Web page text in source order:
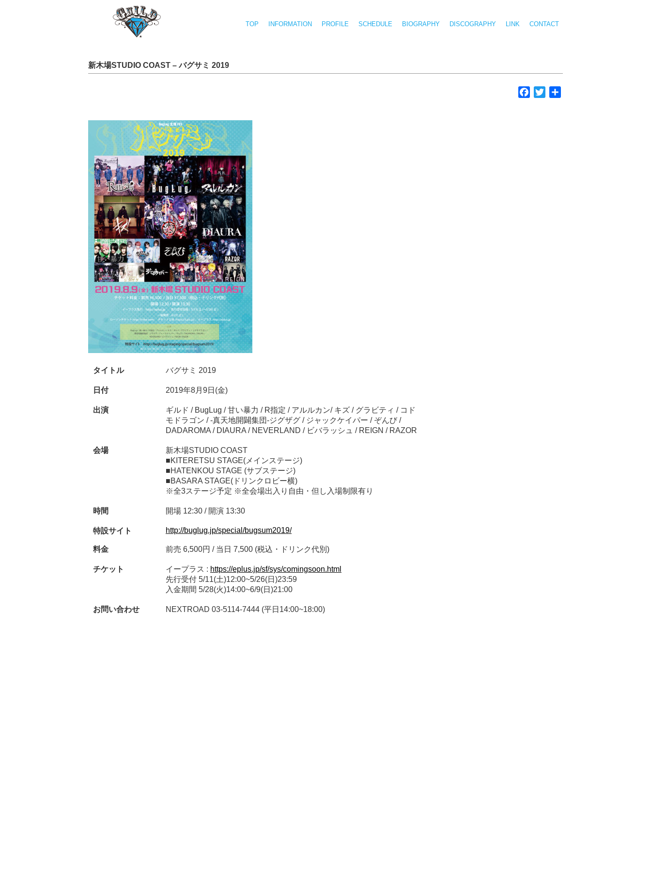
TOP INFORMATION PROFILE SCHEDULE BIOGRAPHY DISCOGRAPHY LINK CONTACT
新木場STUDIO COAST – バグサミ 2019
Facebook
Twitter
タイトル バグサミ 2019
日付 2019年8月9日(金)
出演
ギルド / BugLug / 甘い暴力 / R指定 / アルルカン/ キズ / グラビティ / コド
モドラゴン / -真天地開闢集団-ジグザグ / ジャックケイパー / ぞんび /
DADAROMA / DIAURA / NEVERLAND / ビバラッシュ / REIGN / RAZOR
会場
新木場STUDIO COAST
■KITERETSU STAGE(メインステージ)
■HATENKOU STAGE (サブステージ)
■BASARA STAGE(ドリンクロビー横)
※全3ステージ予定 ※全会場出入り自由・但し入場制限有り
時間 開場 12:30 / 開演 13:30
特設サイト http://buglug.jp/special/bugsum2019/
料金 前売 6,500円 / 当日 7,500 (税込・ドリンク代別)
チケット イープラス : https://eplus.jp/sf/sys/comingsoon.html
先行受付 5/11(土)12:00~5/26(日)23:59
入金期間 5/28(火)14:00~6/9(日)21:00
お問い合わせ NEXTROAD 03-5114-7444 (平日14:00~18:00)